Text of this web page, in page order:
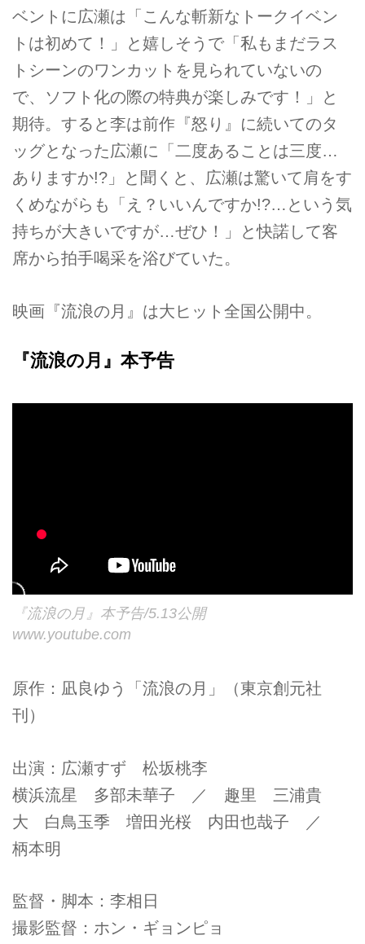
ベントに広瀬は「こんな斬新なトークイベン
トは初めて！」と嬉しそうで「私もまだラス
トシーンのワンカットを見られていないの
で、ソフト化の際の特典が楽しみです！」と
期待。すると李は前作『怒り』に続いてのタ
ッグとなった広瀬に「二度あることは三度…
ありますか!?」と聞くと、広瀬は驚いて肩をす
くめながらも「え？いいんですか!?…という気
持ちが大きいですが…ぜひ！」と快諾して客
席から拍手喝采を浴びていた。
映画『流浪の月』は大ヒット全国公開中。
『流浪の月』本予告
『流浪の月』本予告/5.13公開
www.youtube.com
原作：凪良ゆう「流浪の月」（東京創元社
刊）
出演：広瀬すず 松坂桃李
横浜流星 多部未華子 ／ 趣里 三浦貴
大 白鳥玉季 増田光桜 内田也哉子 ／
柄本明
監督・脚本：李相日
撮影監督：ホン・ギョンピョ